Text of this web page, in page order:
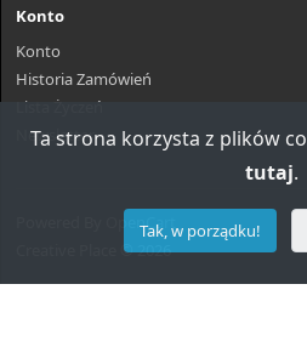
Konto
Konto
Historia Zamówień
Lista Życzeń
Newsletter
OpenCart
Creative Place © 2026
Ta strona korzysta z plików
tutaj.
Tak, w porządku!